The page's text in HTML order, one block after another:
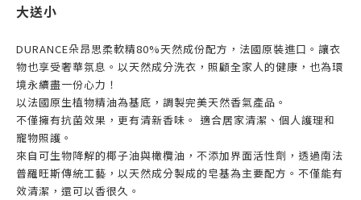
大送小
DURANCE朵昂思柔軟精80%天然成份配方，法國原裝進口。讓衣
物也享受奢華氛息。以天然成分洗衣，照顧全家人的健康，也為環
境永續盡一份心力！
以法國原生植物精油為基底，調製完美天然香氣產品。
不僅擁有抗菌效果，更有清新香味。 適合居家清潔、個人護理和
寵物照護。
來自可生物降解的椰子油與橄欖油，不添加界面活性劑，透過南法
普羅旺斯傳統工藝，以天然成分製成的皂基為主要配方。不僅能有
效清潔，還可以香很久。